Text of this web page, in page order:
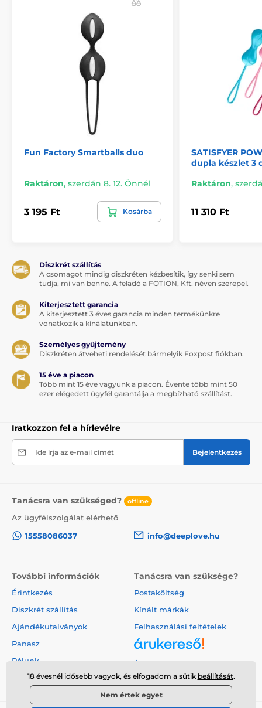
A termék a következő kategóriákba sorolt
Standard Vénusz golyók
Vénusz golyókészletek
Fun Factory Smartballs duo
Raktáron, szerdán 8. 12. Önnél
3 195 Ft Kosárba
SATISFYER
dupla készlet 3
Raktáron,
11 310 Ft
Diszkrét szállítás
A csomagot mindig diszkréten kézbesítik, így senki sem
tudja, mi van benne. A feladó a FOTION, Kft. néven szerepel.
Kiterjesztett garancia
A kiterjesztett 3 éves garancia minden termékünkre
vonatkozik a kínálatunkban.
Személyes gyűjtemény
Diszkréten átveheti rendelését bármelyik Foxpost fiókban.
15 éve a piacon
Több mint 15 éve vagyunk a piacon. Évente több mint 50
ezer elégedett ügyfél garantálja a megbízható szállítást.
Iratkozzon fel a hírlevélre
Ide írja az e-mail címét Bejelentkezés
Tanácsra van szükséged? offline
Az ügyfélszolgálat elérhető
15558086037
info@deeplove.hu
További információk
Érintkezés
Diszkrét szállítás
Ajándékutalványok
Panasz
Rólunk
Tanácsra van szüksége?
Postaköltség
Kínált márkák
Felhasználási feltételek
Árukereső.hu
18 évesnél idősebb vagyok, és elfogadom a sütik beállítását.
Nem értek egyet